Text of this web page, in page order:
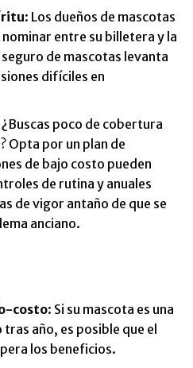
: Los dueños de mascotas
entre su billetera y la
de mascotas levanta
difíciles en
¿Buscas poco de cobertura
Opta por un plan de
de bajo costo pueden
de rutina y anuales
de vigor antaño de que se
anciano.
costo: Si su mascota es una
año, es posible que el
los beneficios.